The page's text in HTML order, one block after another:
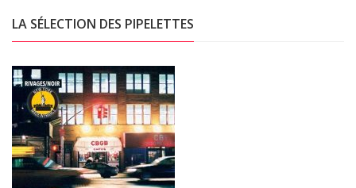
LA SÉLECTION DES PIPELETTES